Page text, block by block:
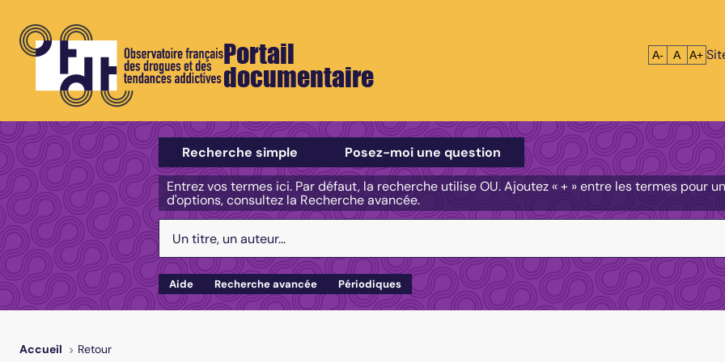
Portail
documentaire
Réduire le
A- A A+
Sélectionner un type de recherche
Recherche simple
Posez-moi une question
Entrez vos termes ici. Par défaut, la recherche utilise OU. Ajoutez « + » entre les termes pour
d'options, consultez la Recherche avancée.
Aide Recherche avancée Périodiques
Accueil Retour